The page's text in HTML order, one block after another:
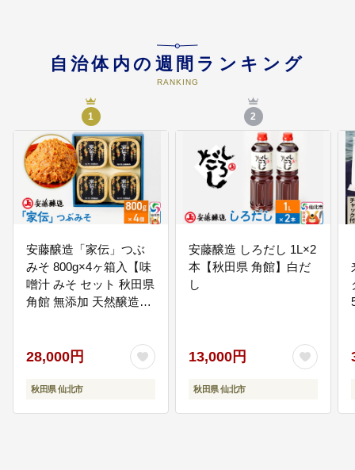
秋田駒ケ岳・乳頭温泉郷・田沢湖
などの地域資源の管理と活用に結
びつく事業に活用します。
自治体内の週間ランキング
RANKING
1
安藤醸造「家伝」つぶ
みそ 800g×4ヶ箱入【味
噌汁 みそ セット 秋田県
角館 無添加 天然醸造】
28,000円
秋田県 仙北市
2
安藤醸造 しろだし 1L×2
本【秋田県 角館】白だ
し
13,000円
秋田県 仙北市